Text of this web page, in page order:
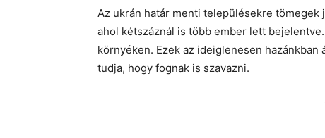
Az ukrán határ menti településekre
ahol kétszáznál is több ember lett
környéken. Ezek az ideiglenesen
tudja, hogy fognak is szavazni.